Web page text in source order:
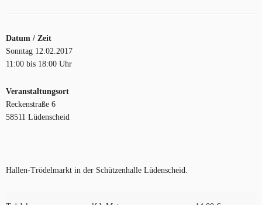
Datum / Zeit
Sonntag 12.02.2017
11:00 bis 18:00 Uhr
Veranstaltungsort
Reckenstraße 6
58511 Lüdenscheid
Hallen-Trödelmarkt in der Schützenhalle Lüdenscheid.